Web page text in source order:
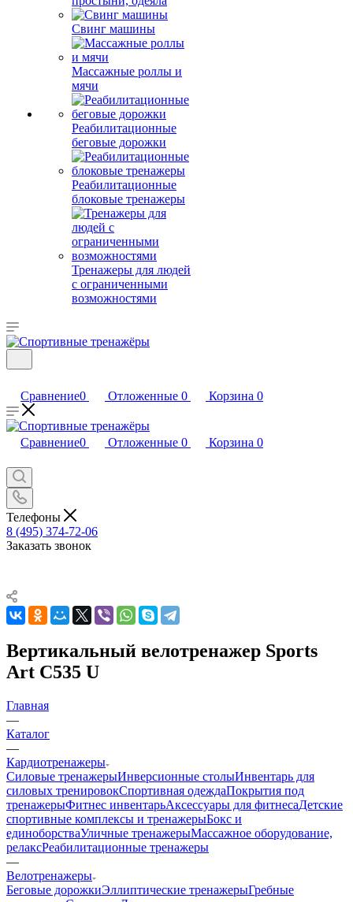
Свинг машины
Массажные роллы и
мячи
Реабилитационные
беговые дорожки
Реабилитационные
блоковые тренажеры
Тренажеры для людей
с ограниченными
возможностями
Сравнение0 Отложенные 0 Корзина 0
Сравнение0 Отложенные 0 Корзина 0
Телефоны
8 (495) 374-72-06
Заказать звонок
Вертикальный велотренажер Sports
Art C535 U
Главная
—
Каталог
—
Кардиотренажеры
Силовые тренажерыИнверсионные столыИнвентарь для
силовых тренировокСпортивная одеждаПокрытия под
тренажерыФитнес инвентарьАксессуары для фитнесаДетские
спортивные комплексы и тренажерыБокс и
единоборстваУличные тренажерыМассажное оборудование,
релаксРеабилитационные тренажеры
—
Велотренажеры
Беговые дорожкиЭллиптические тренажерыГребные